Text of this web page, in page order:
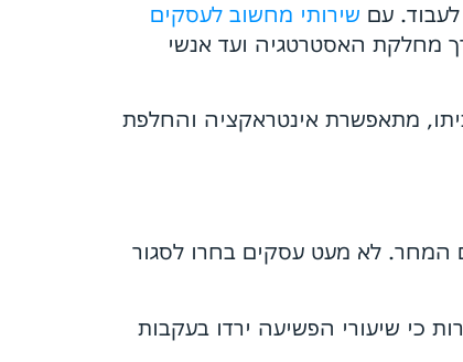
עם שירותי מחשוב לעסקים
מחלקת האסטרטגיה ועד אנשי
מתאפשרת אינטראקציה והחלפת
לא מעט עסקים בחרו לסגור
כי שיעורי הפשיעה ירדו בעקבות